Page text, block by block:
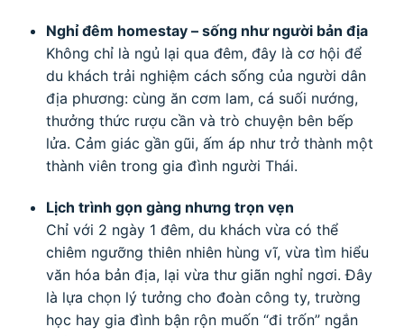
Nghỉ đêm homestay – sống như người bản địa
Không chỉ là ngủ lại qua đêm, đây là cơ hội để
du khách trải nghiệm cách sống của người dân
địa phương: cùng ăn cơm lam, cá suối nướng,
thưởng thức rượu cần và trò chuyện bên bếp
lửa. Cảm giác gần gũi, ấm áp như trở thành một
thành viên trong gia đình người Thái.
Lịch trình gọn gàng nhưng trọn vẹn
Chỉ với 2 ngày 1 đêm, du khách vừa có thể
chiêm ngưỡng thiên nhiên hùng vĩ, vừa tìm hiểu
văn hóa bản địa, lại vừa thư giãn nghỉ ngơi. Đây
là lựa chọn lý tưởng cho đoàn công ty, trường
học hay gia đình bận rộn muốn “đi trốn” ngắn